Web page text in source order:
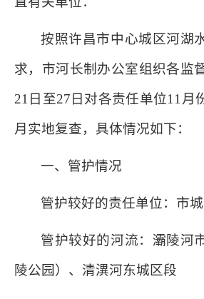
按照许昌市中心城区河湖
求，市河长制办公室组织各监
21日至27日对各责任单位11月
月实地复查，具体情况如下：
一、管护情况
管护较好的责任单位：市
管护较好的河流：灞陵河
陵公园）、清潩河东城区段